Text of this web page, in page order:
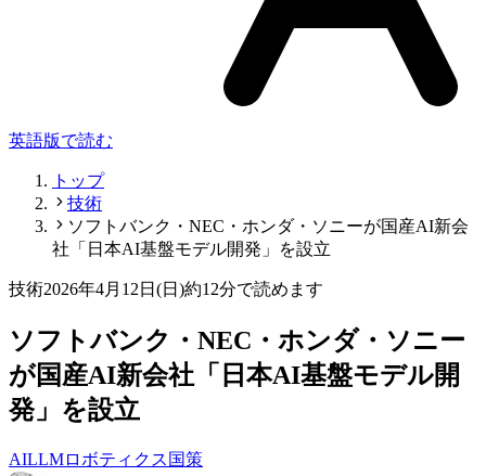
英語版で読む
トップ
技術
ソフトバンク・NEC・ホンダ・ソニーが国産AI新会
社「日本AI基盤モデル開発」を設立
技術2026年4月12日(日)約12分で読めます
ソフトバンク・NEC・ホンダ・ソニー
が国産AI新会社「日本AI基盤モデル開
発」を設立
AILLMロボティクス 国策